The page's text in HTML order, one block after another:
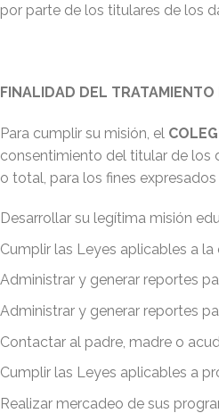
por parte de los titulares de los
FINALIDAD DEL TRATAMIENTO
Para cumplir su misión, el
consentimiento del titular de los
o total, para los fines
Desarrollar su legítima misión
Cumplir las Leyes aplicables a
Administrar y generar reportes
Administrar y generar reportes
Contactar al padre, madre o
Cumplir las Leyes aplicables a
Realizar mercadeo de sus